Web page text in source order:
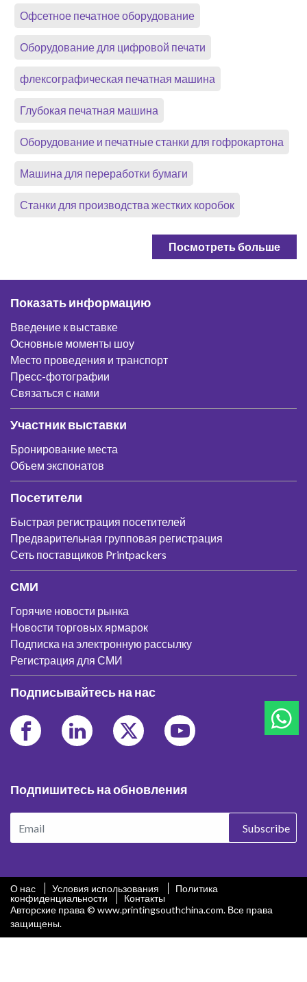
Офсетное печатное оборудование
Оборудование для цифровой печати
флексографическая печатная машина
Глубокая печатная машина
Оборудование и печатные станки для гофрокартона
Машина для переработки бумаги
Станки для производства жестких коробок
Посмотреть больше
Показать информацию
Введение к выставке
Основные моменты шоу
Место проведения и транспорт
Пресс-фотографии
Связаться с нами
Участник выставки
Бронирование места
Объем экспонатов
Посетители
Быстрая регистрация посетителей
Предварительная групповая регистрация
Сеть поставщиков Printpackers
СМИ
Горячие новости рынка
Новости торговых ярмарок
Подписка на электронную рассылку
Регистрация для СМИ
Подписывайтесь на нас
Подпишитесь на обновления
Subscribe
О нас Условия использования
Политика
конфиденциальности
Контакты
Авторские права © www.printingsouthchina.com. Все права
защищены.